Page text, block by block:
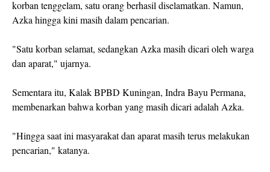
korban tenggelam, satu orang berhasil diselamatkan. Namun,
Azka hingga kini masih dalam pencarian.
"Satu korban selamat, sedangkan Azka masih dicari oleh warga
dan aparat," ujarnya.
Sementara itu, Kalak BPBD Kuningan, Indra Bayu Permana,
membenarkan bahwa korban yang masih dicari adalah Azka.
"Hingga saat ini masyarakat dan aparat masih terus melakukan
pencarian," katanya.